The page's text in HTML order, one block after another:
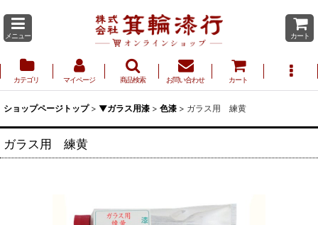
メニュー カート
カテゴリ マイページ 商品検索 お問い合わせ カート
ショップページトップ > ▼ガラス用漆 > 色漆 > ガラス用 練黄
ガラス用 練黄